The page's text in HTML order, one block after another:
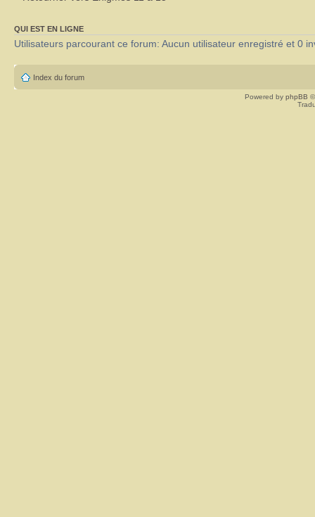
QUI EST EN LIGNE
Utilisateurs parcourant ce forum: Aucun utilisateur enregistré et 0
Index du forum
Powered by phpBB